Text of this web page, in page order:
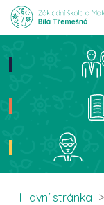
Hlavní stránka